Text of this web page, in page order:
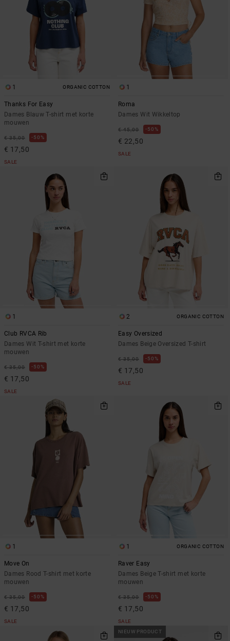
1 ORGANIC COTTON
Thanks For Easy
Dames Blauw T-shirt met korte
mouwen
€ 35,00 50%
€ 17,50
SALE
1
Roma
Dames Wit Wikkeltop
€ 45,00 50%
€ 22,50
SALE
1
Club RVCA Rib
Dames Wit T-shirt met korte
mouwen
€ 35,00 50%
€ 17,50
SALE
2 ORGANIC COTTON
Easy Oversized
Dames Beige Oversized T-shirt
€ 35,00 50%
€ 17,50
SALE
1
Move On
Dames Rood T-shirt met korte
mouwen
€ 35,00 50%
€ 17,50
SALE
1 ORGANIC COTTON
Raver Easy
Dames Beige T-shirt met korte
mouwen
€ 35,00 50%
€ 17,50
SALE
NIEUW PRODUCT